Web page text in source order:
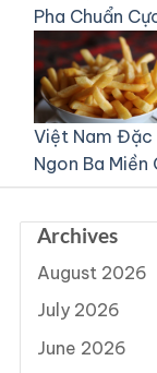
Pha Chuẩn
Việt Nam Đặc
Ngon Ba Miền
Archives
August 2026
July 2026
June 2026